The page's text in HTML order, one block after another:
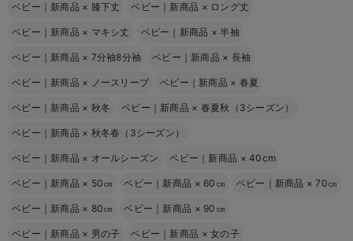
ベビー｜新商品 × 膝下丈 ベビー｜新商品 × ロング丈
ベビー｜新商品 × マキシ丈 ベビー｜新商品 ×半袖
ベビー｜新商品 × 7分袖8分袖 ベビー｜新商品 × 長袖
ベビー｜新商品 × ノースリーブ ベビー｜新商品 × 春夏
ベビー｜新商品 × 秋冬 ベビー｜新商品 × 春夏秋（3シーズン）
ベビー｜新商品 × 秋冬春（3シーズン）
ベビー｜新商品 × オールシーズン ベビー｜新商品 ×40cm
ベビー｜新商品 × 50㎝ ベビー｜新商品 × 60㎝ ベビー｜新商品 ×70㎝
ベビー｜新商品 × 80㎝ ベビー｜新商品 × 90㎝
ベビー｜新商品 × 男の子 ベビー｜新商品 ×女の子